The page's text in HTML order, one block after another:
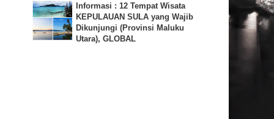
Informasi : 12 Tempat Wisata
KEPULAUAN SULA yang Wajib
Dikunjungi (Provinsi Maluku
Utara), GLOBAL